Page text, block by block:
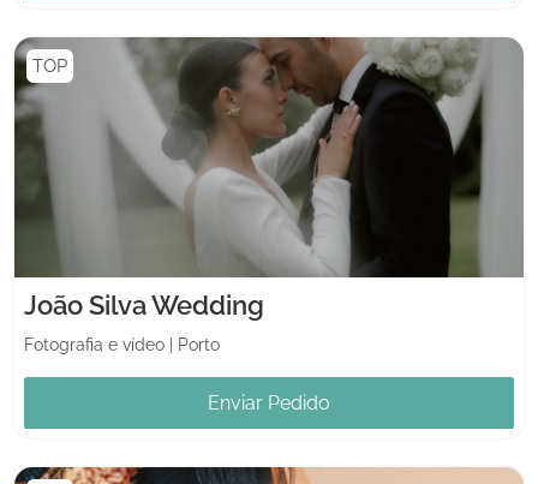
TOP
João Silva Wedding
Fotografia e vídeo Porto
Enviar Pedido